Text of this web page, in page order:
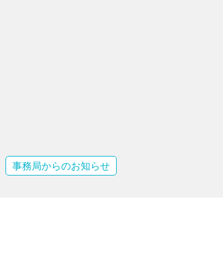
事務局からのお知らせ